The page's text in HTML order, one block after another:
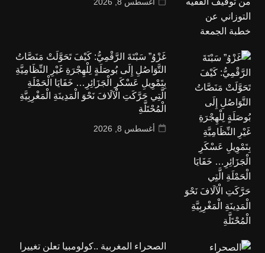
غَزْوُ” سَبْتَةَ الرَّقْمِيُّ: كَيْفَ تَحَوَّلَتْ مَنَصَّاتُ
التَّوَاصُلِ إِلَى بُوصَلَةٍ لِلْهِجْرَةِ غَيْرِ النِّظَامِيَّةِ
بِتَمْوِيلِ عَسْكَرِ الْجَزَائِرِ… خَفَايَا الْحَمْلَةِ
الَّتِي حَرَّكَتِ الْآلَافَ نَحْوَ الْمَدِينَةِ الْمَغْرِبِيَّةِ
الْمُحْتَلَّةِ
أغسطس 8, 2026
الصحراء المغربية ..كولومبيا تعلن تغييرا